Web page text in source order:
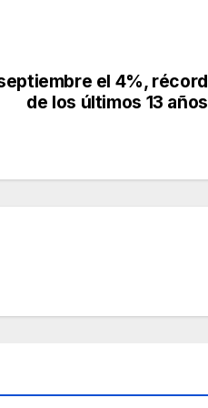
el 4%, récord
de los últimos 13 años